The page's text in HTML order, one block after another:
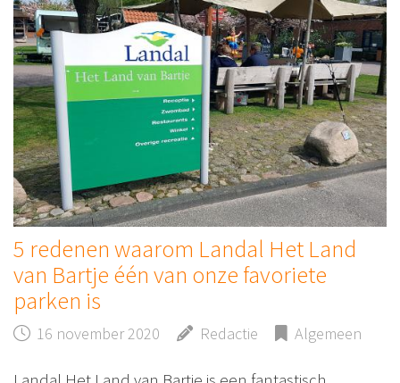
5 redenen waarom Landal Het Land
van Bartje één van onze favoriete
parken is
16 november 2020 Redactie Algemeen